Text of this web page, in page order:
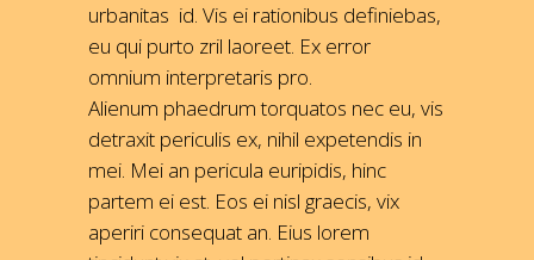
urbanitas id. Vis ei rationibus definiebas,
eu qui purto zril laoreet. Ex error
omnium interpretaris pro.
Alienum phaedrum torquatos nec eu, vis
detraxit periculis ex, nihil expetendis in
mei. Mei an pericula euripidis, hinc
partem ei est. Eos ei nisl graecis, vix
aperiri consequat an. Eius lorem